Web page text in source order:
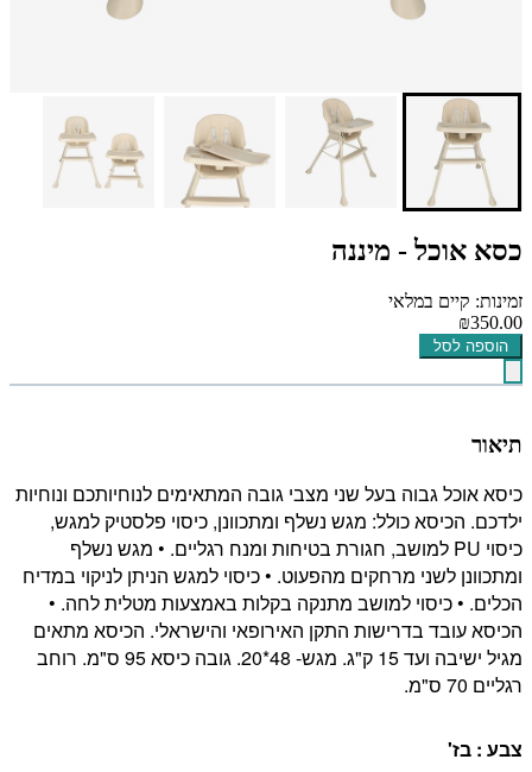
כסא אוכל - מיננה
זמינות: קיים במלאי
₪350.00
הוספה לסל
תיאור
כיסא אוכל גבוה בעל שני מצבי גובה המתאימים לנוחיותכם ונוחיות
ילדכם. הכיסא כולל: מגש נשלף ומתכוונן, כיסוי פלסטיק למגש,
כיסוי PU למושב, חגורת בטיחות ומנח רגליים. • מגש נשלף
ומתכוונן לשני מרחקים מהפעוט. • כיסוי למגש הניתן לניקוי במדיח
הכלים. • כיסוי למושב מתנקה בקלות באמצעות מטלית לחה. •
הכיסא עובד בדרישות התקן האירופאי והישראלי. הכיסא מתאים
מגיל ישיבה ועד 15 ק"ג. מגש- 48*20. גובה כיסא 95 ס"מ. רוחב
רגליים 70 ס"מ.
צבע : בז'